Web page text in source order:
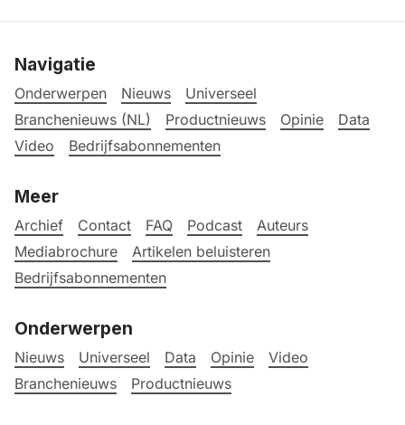
Navigatie
Onderwerpen Nieuws
Universeel
Branchenieuws (NL)
Productnieuws Opinie
Data
Video
Bedrijfsabonnementen
Meer
Archief Contact FAQ Podcast
Auteurs
Mediabrochure
Artikelen beluisteren
Bedrijfsabonnementen
Onderwerpen
Nieuws Universeel Data Opinie
Video
Branchenieuws
Productnieuws